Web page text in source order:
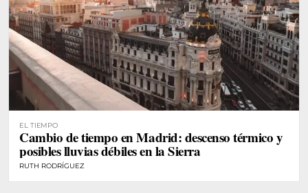
EL TIEMPO
Cambio de tiempo en Madrid: descenso térmico y
posibles lluvias débiles en la Sierra
RUTH RODRÍGUEZ